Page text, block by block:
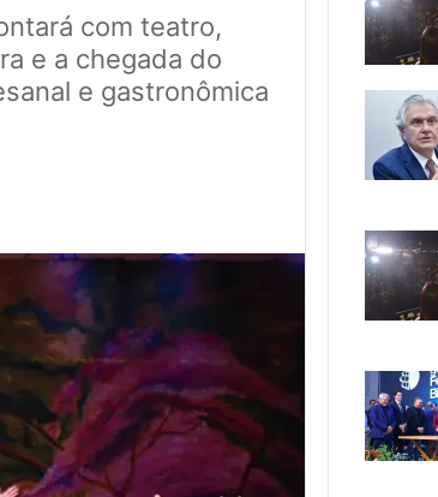
com teatro,
e a chegada do
e gastronômica